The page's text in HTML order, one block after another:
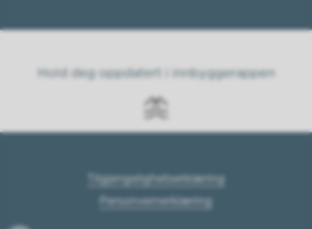
Hold deg oppdatert i innbyggerappen
Tilgjengelighetserklæring
Personvernerklæring